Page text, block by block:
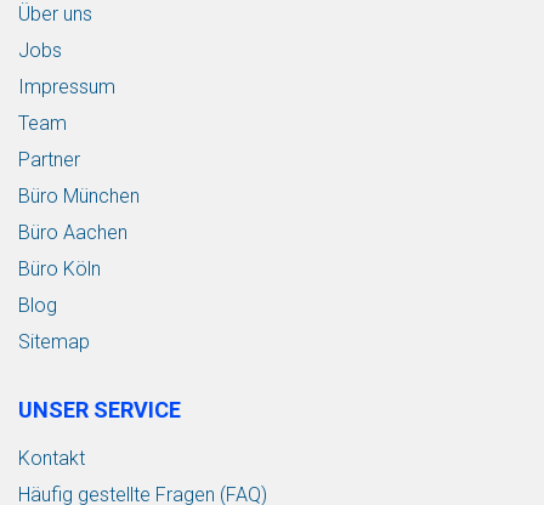
Über uns
Jobs
Impressum
Team
Partner
Büro München
Büro Aachen
Büro Köln
Blog
Sitemap
UNSER SERVICE
Kontakt
Häufig gestellte Fragen (FAQ)